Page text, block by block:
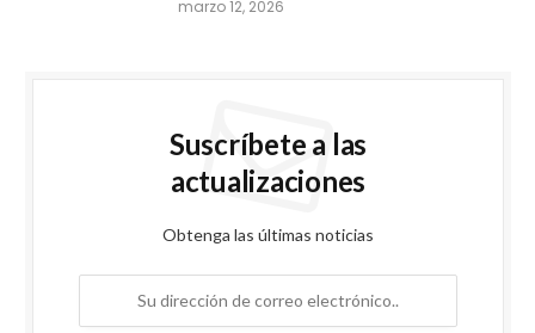
marzo 12, 2026
Suscríbete a las
actualizaciones
Obtenga las últimas noticias